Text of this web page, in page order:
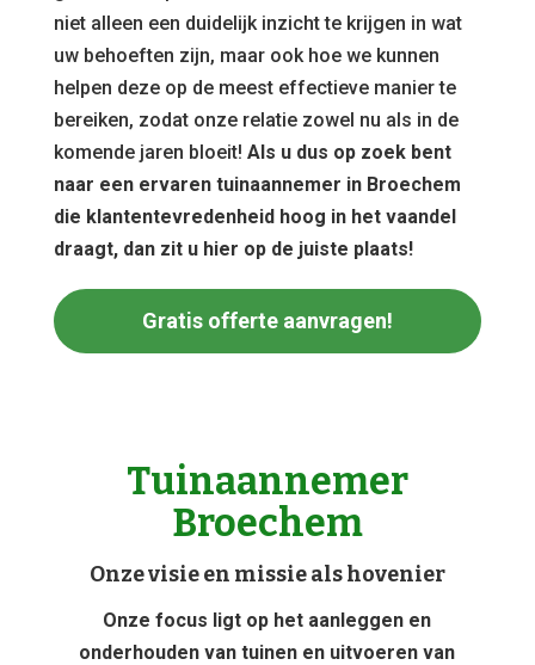
niet alleen een duidelijk inzicht te krijgen in wat
uw behoeften zijn, maar ook hoe we kunnen
helpen deze op de meest effectieve manier te
bereiken, zodat onze relatie zowel nu als in de
komende jaren bloeit! Als u dus op zoek bent
naar een ervaren tuinaannemer in Broechem
die klantentevredenheid hoog in het vaandel
draagt, dan zit u hier op de juiste plaats!
Gratis offerte aanvragen!
Tuinaannemer
Broechem
Onze visie en missie als hovenier
Onze focus ligt op het aanleggen en
onderhouden van tuinen en uitvoeren van